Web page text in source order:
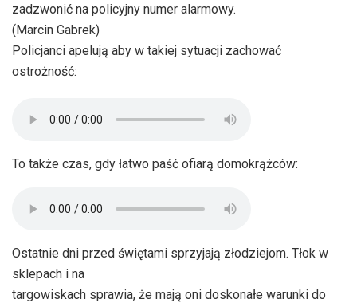
zadzwonić na policyjny numer alarmowy.
(Marcin Gabrek)
Policjanci apelują aby w takiej sytuacji zachować
ostrożność:
To także czas, gdy łatwo paść ofiarą domokrążców:
Ostatnie dni przed świętami sprzyjają złodziejom. Tłok w
sklepach i na
targowiskach sprawia, że mają oni doskonałe warunki do